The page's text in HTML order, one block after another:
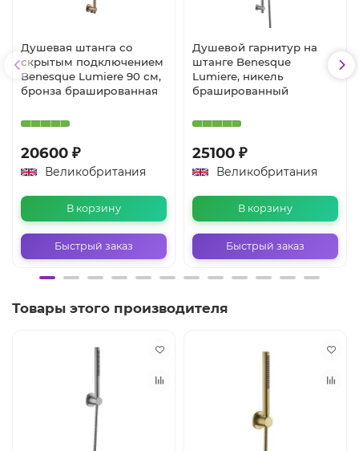
Душевая штанга со
скрытым подключением
Benesque Lumiere 90 см,
бронза брашированная
20600 ₽
Великобритания
В корзину
Быстрый заказ
Душевой гарнитур на
штанге Benesque
Lumiere, никель
брашированный
25100 ₽
Великобритания
В корзину
Быстрый заказ
Товары этого производителя